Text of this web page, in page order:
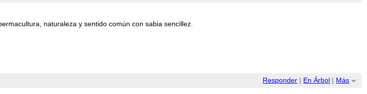
naturaleza y sentido común con sabia sencillez.
Responder En Árbol Más